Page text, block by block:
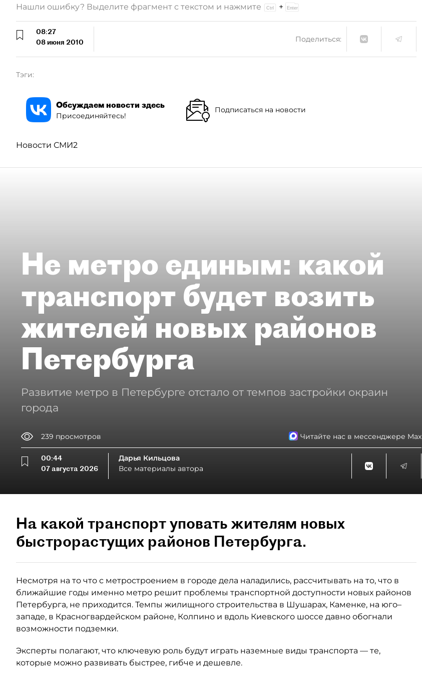
Нашли ошибку? Выделите фрагмент с текстом и нажмите +
08:27
08 июня 2010
Поделиться:
Тэги:
Обсуждаем новости здесь
Присоединяйтесь!
Подписаться на новости
Новости СМИ2
Не метро единым: какой
транспорт будет возить
жителей новых районов
Петербурга
Развитие метро в Петербурге отстало от темпов застройки окраин
города
239 просмотров Читайте нас в мессенджере Max
00:44
07 августа 2026
Дарья Кильцова
Все материалы автора
На какой транспорт уповать жителям новых
быстрорастущих районов Петербурга.
Несмотря на то что с метростроением в городе дела наладились, рассчитывать на то, что в
ближайшие годы именно метро решит проблемы транспортной доступности новых районов
Петербурга, не приходится. Темпы жилищного строительства в Шушарах, Каменке, на юго–
западе, в Красногвардейском районе, Колпино и вдоль Киевского шоссе давно обогнали
возможности подземки.
Эксперты полагают, что ключевую роль будут играть наземные виды транспорта — те,
которые можно развивать быстрее, гибче и дешевле.